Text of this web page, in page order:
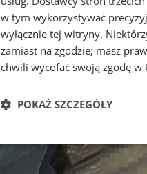
w tym wykorzystywać
wyłącznie tej witryny.
zamiast na zgodzie; masz
chwili wycofać swoją zgodę w
POKAŻ SZCZEGÓŁY
Niezbędne